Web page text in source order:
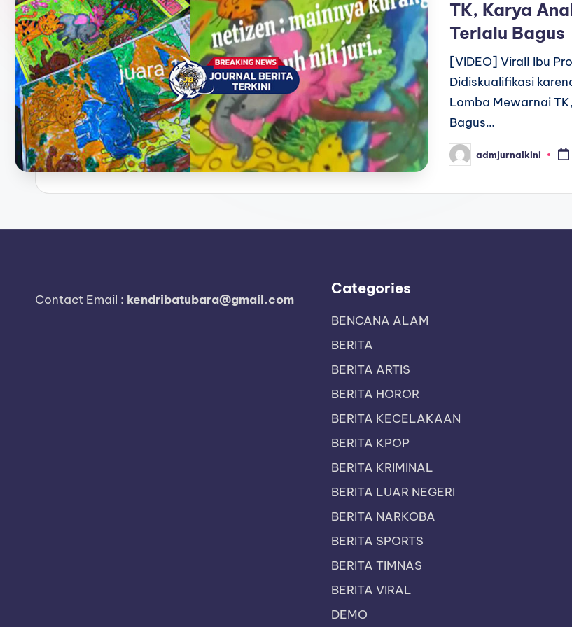
r
i
t
a
T
e
k
n
TK, Karya
Terlalu Bagus
[VIDEO] Viral! Ibu
Didiskualifikasi
Lomba Mewarnai
Bagus…
Posted
by
admjurnalkini
Contact Email : kendribatubara@gmail.com
Categories
BENCANA ALAM
BERITA
BERITA ARTIS
BERITA HOROR
BERITA KECELAKAAN
BERITA KPOP
BERITA KRIMINAL
BERITA LUAR NEGERI
BERITA NARKOBA
BERITA SPORTS
BERITA TIMNAS
BERITA VIRAL
DEMO